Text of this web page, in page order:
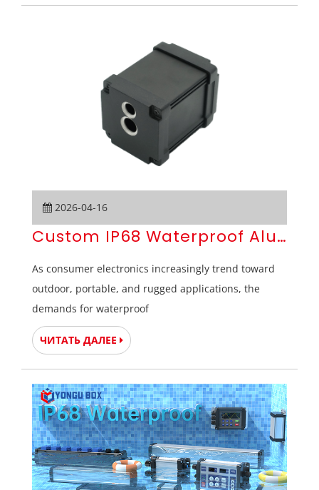
2026-04-16
Custom IP68 Waterproof
As consumer electronics increasingly trend toward
outdoor, portable, and rugged applications, the
demands for waterproof
ЧИТАТЬ ДАЛЕЕ